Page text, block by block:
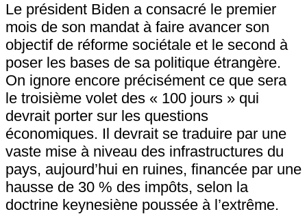
Le président Biden a consacré le premier
mois de son mandat à faire avancer son
objectif de réforme sociétale et le second à
poser les bases de sa politique étrangère.
On ignore encore précisément ce que sera
le troisième volet des « 100 jours » qui
devrait porter sur les questions
économiques. Il devrait se traduire par une
vaste mise à niveau des infrastructures du
pays, aujourd’hui en ruines, financée par une
hausse de 30 % des impôts, selon la
doctrine keynesiène poussée à l’extrême.